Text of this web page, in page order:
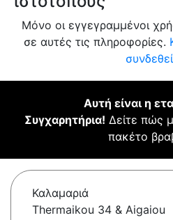
Μόνο οι εγγεγραμμένοι
σε αυτές τις πληροφορίες.
Αυτή είναι η
Συγχαρητήρια! Δείτε πώς
πακέτο
Καλαμαριά
Thermaikou 34 & Aigaiou